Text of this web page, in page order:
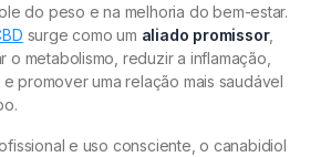
do peso e na melhoria do bem-estar.
surge como um aliado promissor,
o metabolismo, reduzir a inflamação,
promover uma relação mais saudável
e uso consciente, o canabidiol